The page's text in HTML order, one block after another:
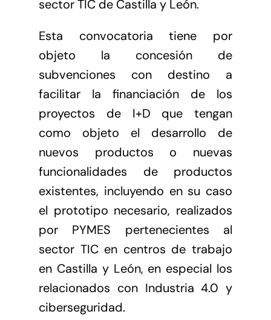
sector TIC de Castilla y León.
Esta convocatoria tiene por
objeto la concesión de
subvenciones con destino a
facilitar la financiación de los
proyectos de I+D que tengan
como objeto el desarrollo de
nuevos productos o nuevas
funcionalidades de productos
existentes, incluyendo en su caso
el prototipo necesario, realizados
por PYMES pertenecientes al
sector TIC en centros de trabajo
en Castilla y León, en especial los
relacionados con Industria 4.0 y
ciberseguridad.